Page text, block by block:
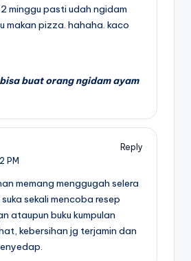
minggu pasti udah ngidam
makan pizza. hahaha. kaco
buat orang ngidam ayam
Reply
PM
memang menggugah selera
sekali mencoba resep
ataupun buku kumpulan
kebersihan jg terjamin dan